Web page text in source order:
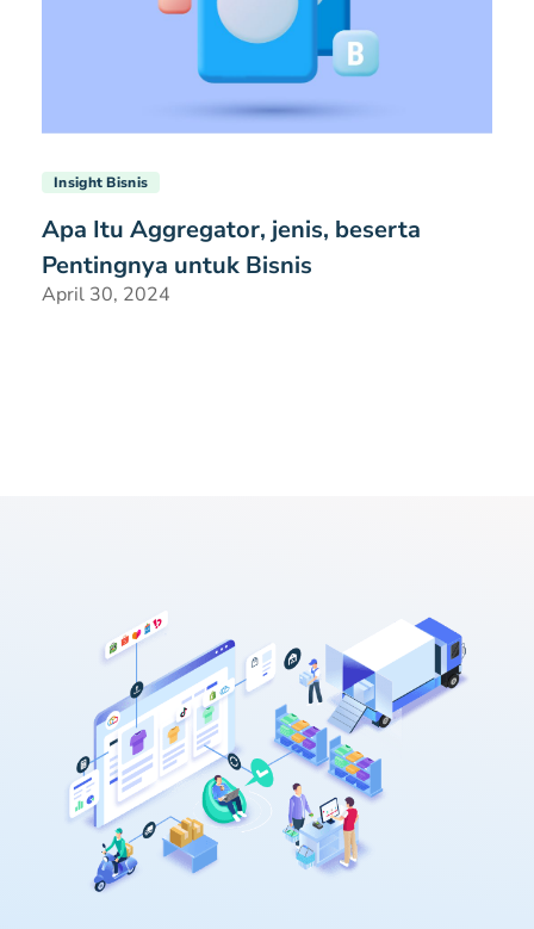
Insight Bisnis
Apa Itu Aggregator, jenis, beserta
Pentingnya untuk Bisnis
April 30, 2024